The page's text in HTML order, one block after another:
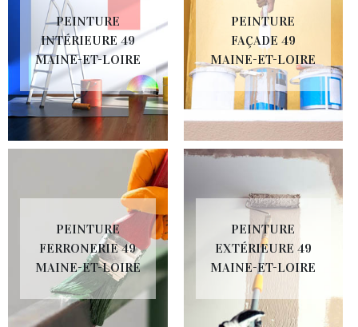
PEINTURE
INTÉRIEURE 49
MAINE-ET-LOIRE
PEINTURE
FAÇADE 49
MAINE-ET-LOIRE
PEINTURE
FERRONERIE 49
MAINE-ET-LOIRE
PEINTURE
EXTÉRIEURE 49
MAINE-ET-LOIRE